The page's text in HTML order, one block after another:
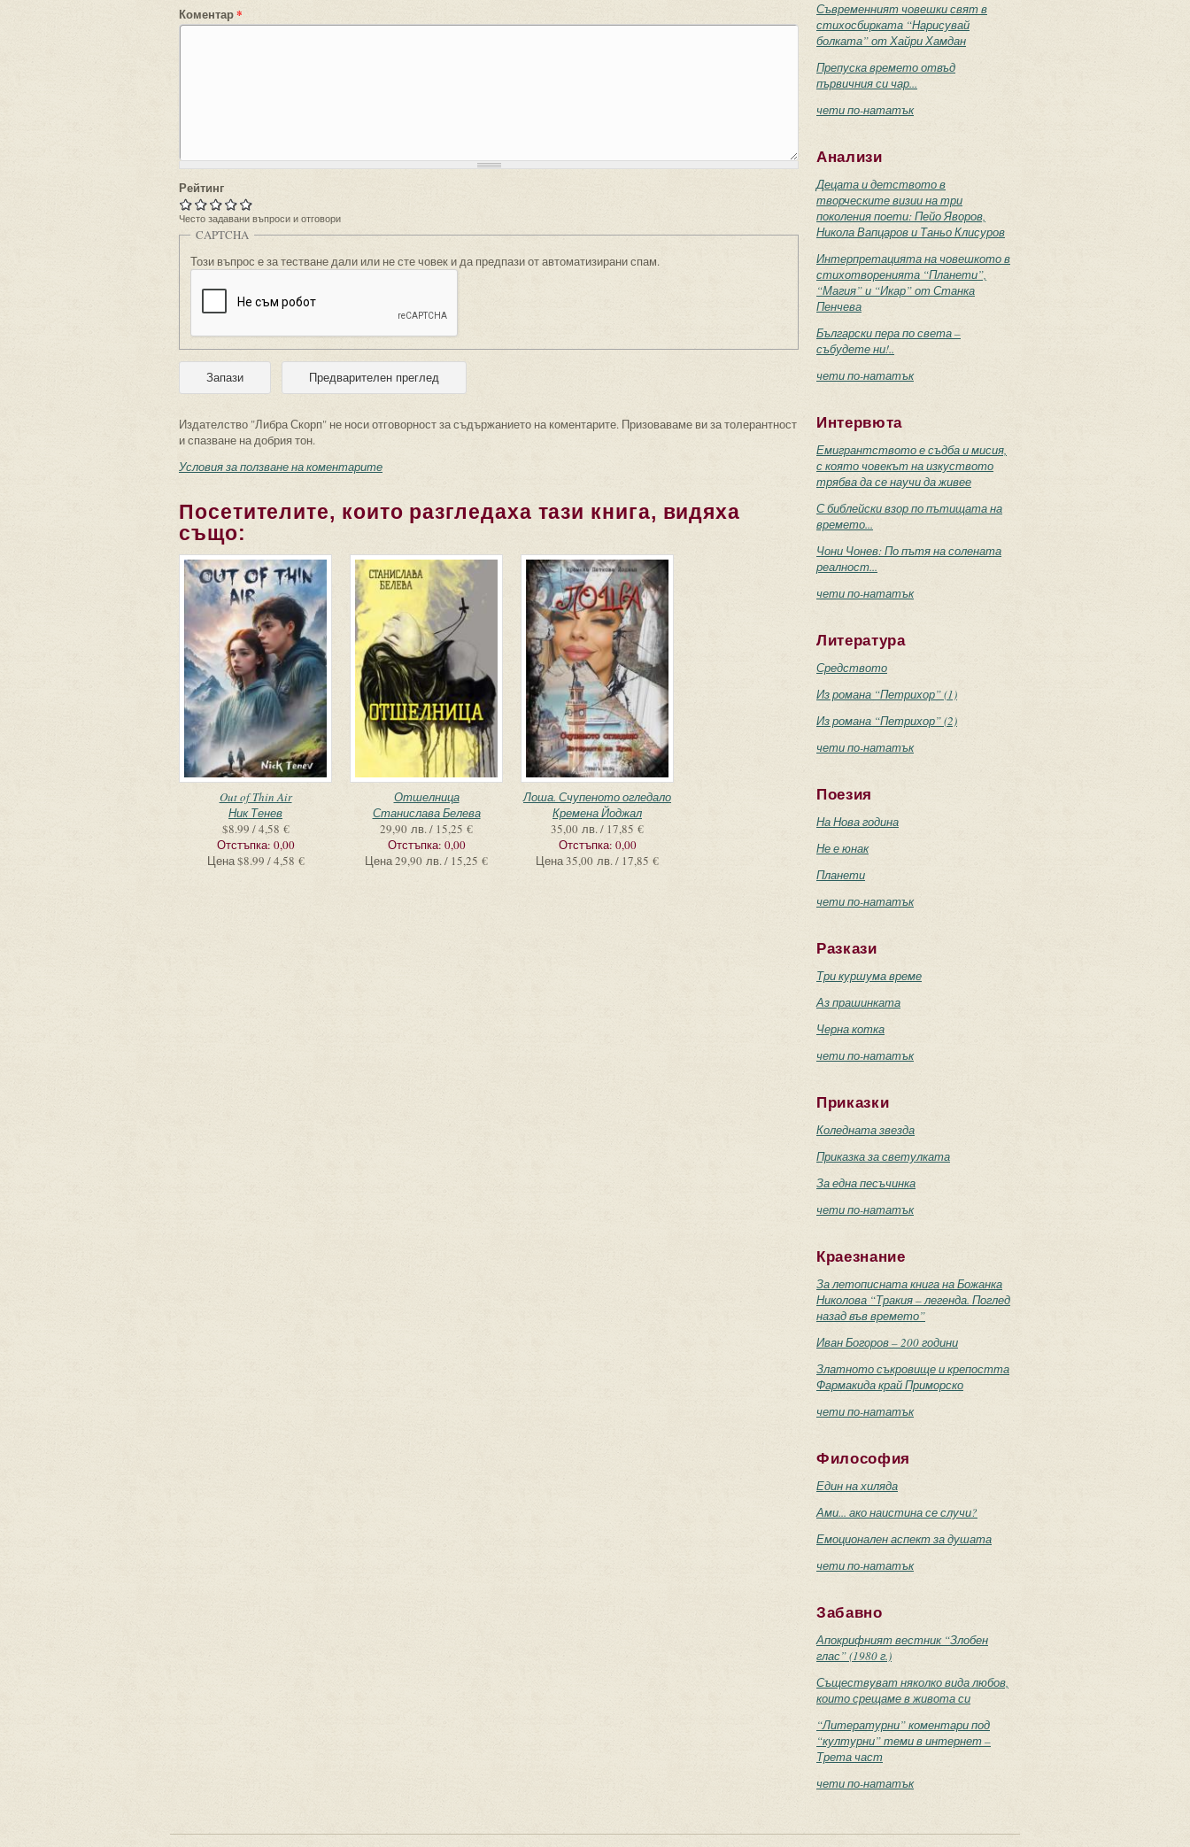
Коментар*
Рейтинг
Често задавани въпроси и отговори
CAPTCHA
Този въпрос е за тестване дали или не сте човек и да предпази от автоматизирани спам.
Издателство "Либра Скорп" не носи отговорност за съдържанието на коментарите. Призоваваме ви за толерантност
и спазване на добрия тон.
Условия за ползване на коментарите
Посетителите, които разгледаха тази книга, видяха
също:
Out of Thin Air
Ник Тенев
$8.99 / 4,58 €
Отстъпка: 0,00
Цена$8.99 / 4,58 €
Отшелница
Станислава Белева
29,90 лв. / 15,25 €
Отстъпка: 0,00
Цена29,90 лв. / 15,25 €
Лоша. Счупеното огледало
Кремена Йоджал
35,00 лв. / 17,85 €
Отстъпка: 0,00
Цена35,00 лв. / 17,85 €
Съвременният човешки свят в
стихосбирката “Нарисувай
болката” от Хайри Хамдан
Препуска времето отвъд
първичния си чар...
чети по-нататък
Анализи
Децата и детството в
творческите визии на три
поколения поети: Пейо Яворов,
Никола Вапцаров и Таньо Клисуров
Интерпретацията на човешкото в
стихотворенията “Планети”,
“Магия” и “Икар” от Станка
Пенчева
Български пера по света –
събудете ни!..
чети по-нататък
Интервюта
Емигрантството е съдба и мисия,
с която човекът на изкуството
трябва да се научи да живее
С библейски взор по пътищата на
времето...
Чони Чонев: По пътя на солената
реалност...
чети по-нататък
Литература
Средството
Из романа “Петрихор” (1)
Из романа “Петрихор” (2)
чети по-нататък
Поезия
На Нова година
Не е юнак
Планети
чети по-нататък
Разкази
Три куршума време
Аз прашинката
Черна котка
чети по-нататък
Приказки
Коледната звезда
Приказка за светулката
За една песъчинка
чети по-нататък
Краезнание
За летописната книга на Божанка
Николова “Тракия – легенда. Поглед
назад във времето”
Иван Богоров – 200 години
Златното съкровище и крепостта
Фармакида край Приморско
чети по-нататък
Философия
Един на хиляда
Ами... ако наистина се случи?
Емоционален аспект за душата
чети по-нататък
Забавно
Апокрифният вестник “Злобен
глас” (1980 г.)
Съществуват няколко вида любов,
които срещаме в живота си
“Литературни” коментари под
“културни” теми в интернет –
Трета част
чети по-нататък